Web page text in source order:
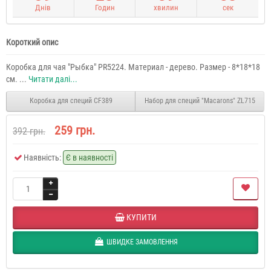
Днів Годин хвилин сек
Короткий опис
Коробка для чая "Рыбка" PR5224. Материал - дерево. Размер - 8*18*18
см. ... Читати далі...
Коробка для специй CF389 Набор для специй "Macarons" ZL715
392 грн. 259 грн.
Наявність: Є в наявності
КУПИТИ
ШВИДКЕ ЗАМОВЛЕННЯ